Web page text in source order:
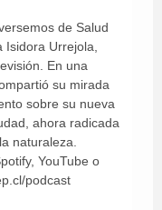
de Salud
Urrejola,
En una
su mirada
sobre su nueva
ahora radicada
naturaleza.
YouTube o
podcast